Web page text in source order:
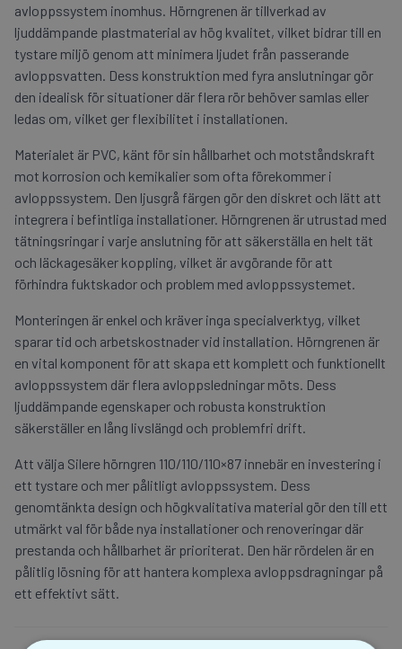
avloppssystem inomhus. Hörngrenen är tillverkad av
ljuddämpande plastmaterial av hög kvalitet, vilket bidrar till en
tystare miljö genom att minimera ljudet från passerande
avloppsvatten. Dess konstruktion med fyra anslutningar gör
den idealisk för situationer där flera rör behöver samlas eller
ledas om, vilket ger flexibilitet i installationen.
Materialet är PVC, känt för sin hållbarhet och motståndskraft
mot korrosion och kemikalier som ofta förekommer i
avloppssystem. Den ljusgrå färgen gör den diskret och lätt att
integrera i befintliga installationer. Hörngrenen är utrustad med
tätningsringar i varje anslutning för att säkerställa en helt tät
och läckagesäker koppling, vilket är avgörande för att
förhindra fuktskador och problem med avloppssystemet.
Monteringen är enkel och kräver inga specialverktyg, vilket
sparar tid och arbetskostnader vid installation. Hörngrenen är
en vital komponent för att skapa ett komplett och funktionellt
avloppssystem där flera avloppsledningar möts. Dess
ljuddämpande egenskaper och robusta konstruktion
säkerställer en lång livslängd och problemfri drift.
Att välja Silere hörngren 110/110/110×87 innebär en investering i
ett tystare och mer pålitligt avloppssystem. Dess
genomtänkta design och högkvalitativa material gör den till ett
utmärkt val för både nya installationer och renoveringar där
prestanda och hållbarhet är prioriterat. Den här rördelen är en
pålitlig lösning för att hantera komplexa avloppsdragningar på
ett effektivt sätt.